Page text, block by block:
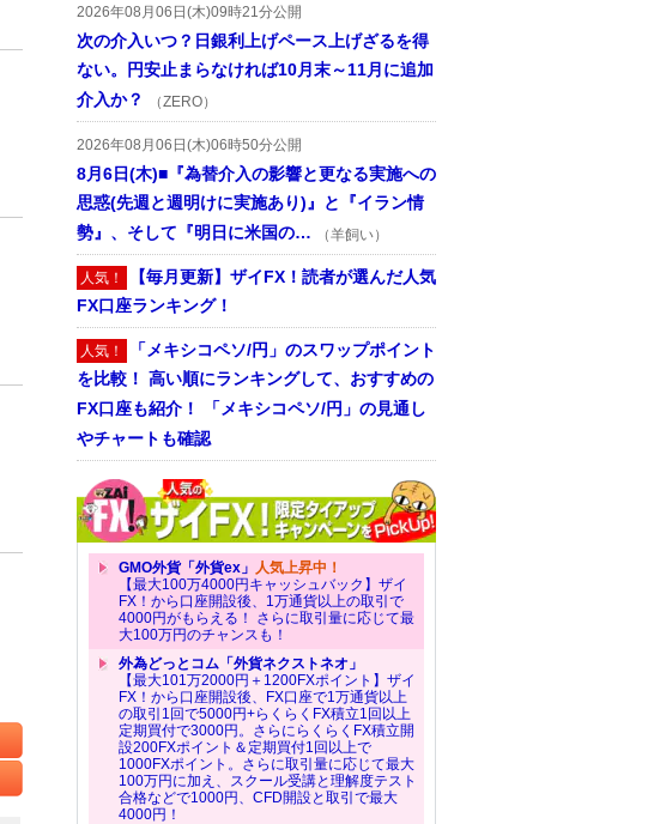
2026年08月06日(木)09時21分公開
次の介入いつ？日銀利上げペース上げざるを得
ない。円安止まらなければ10月末～11月に追加
介入か？
（ZERO）
2026年08月06日(木)06時50分公開
8月6日(木)■『為替介入の影響と更なる実施への
思惑(先週と週明けに実施あり)』と『イラン情
勢』、そして『明日に米国の…
（羊飼い）
人気！ 【毎月更新】ザイFX！読者が選んだ人気
FX口座ランキング！
人気！ 「メキシコペソ/円」のスワップポイント
を比較！ 高い順にランキングして、おすすめの
FX口座も紹介！ 「メキシコペソ/円」の見通し
やチャートも確認
GMO外貨「外貨ex」 人気上昇中！
【最大100万4000円キャッシュバック】ザイ
FX！から口座開設後、1万通貨以上の取引で
4000円がもらえる！ さらに取引量に応じて最
大100万円のチャンスも！
外為どっとコム「外貨ネクストネオ」
【最大101万2000円＋1200FXポイント】ザイ
FX！から口座開設後、FX口座で1万通貨以上
の取引1回で5000円+らくらくFX積立1回以上
定期買付で3000円。さらにらくらくFX積立開
設200FXポイント＆定期買付1回以上で
1000FXポイント。さらに取引量に応じて最大
100万円に加え、スクール受講と理解度テスト
合格などで1000円、CFD開設と取引で最大
4000円！